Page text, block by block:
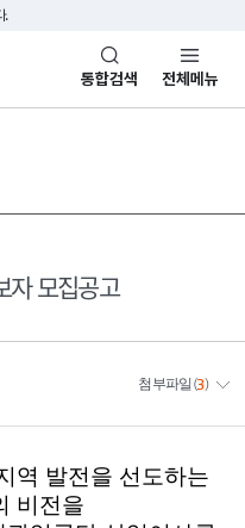
.
통합검색 전체메뉴
자 모집공고
첨부파일 (3)